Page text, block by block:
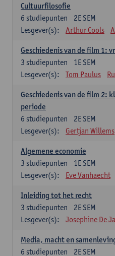
Cultuurfilosofie
2E SEM
6 studiepunten
Lesgever(s):
Arthur Cools
Geschiedenis van de film 1:
1E SEM
3 studiepunten
Lesgever(s):
Tom Paulus
Geschiedenis van de film 2:
periode
2E SEM
6 studiepunten
Lesgever(s):
Gertjan Willems
Algemene economie
1E SEM
3 studiepunten
Lesgever(s):
Eve Vanhaecht
Inleiding tot het recht
2E SEM
3 studiepunten
Lesgever(s):
Josephine De
Media, macht en
2E SEM
6 studiepunten